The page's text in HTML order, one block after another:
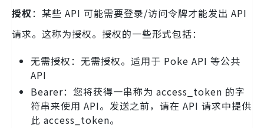
授权：某些 API 可能需要登录/访问令牌才能发出 API
请求。这称为授权。授权的一些形式包括：
无需授权：无需授权。适用于 Poke API 等公共
API
Bearer：您将获得一串称为 access_token 的字
符串来使用 API。发送之前，请在 API 请求中提供
此 access_token。